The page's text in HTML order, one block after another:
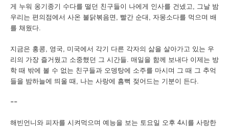
게 누워 옹기종기 수다를 떨던 친구들이 나에게 인사를 건넸고, 그날 밤
우리는 편의점에서 사온 불닭볶음면 , 빨간 순대 , 자몽소다를 먹으며 배
를 채웠다.
지금은 홍콩, 영국, 미국에서 각기 다른 각자의 삶을 살아가고 있는 우
리의 가장 즐거웠고 소중했던 그 시간들. 매일을 함께 보내다 이제는 방
학 때 밖에 볼 수 없는 친구들과 오뎅탕에 소주를 마시며 그 때 그 추억
들을 밤하늘에 띄울 때 , 나는 사랑에 흠뻑 젖어드는 기분이 든다.
--
해빈언니와 피자를 시켜먹으며 예능을 보는 토요일 오후 4시를 사랑한